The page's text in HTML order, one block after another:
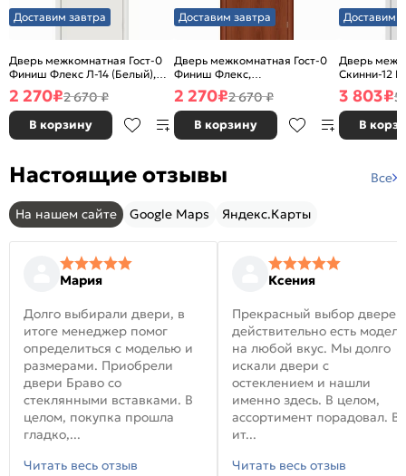
Доставим завтра
Дверь межкомнатная Гост-0
Финиш Флекс Л-14 (Белый),
глухая, каркасно-щитовая
2 270₽2 670 ₽
В корзину
Доставим завтра
Дверь межкомнатная Гост-0
Финиш Флекс,
Ламинированные Л-11
(ИталОрех), глухая, каркасно-
щитовая
2 270₽2 670 ₽
В корзину
Доставим
Дверь
Скинни-12
глухая,
3 803₽5
В
Настоящие отзывы Все
На нашем сайте Google Maps Яндекс.Карты
Мария
Долго выбирали двери, в
итоге менеджер помог
определиться с моделью и
размерами. Приобрели
двери Браво со
стеклянными вставками. В
целом, покупка прошла
гладко,...
Читать весь отзыв
Ксения
Прекрасный выбор
действительно есть модели
на любой вкус. Мы долго
искали двери с
остеклением и нашли
именно здесь. В целом,
ассортимент порадовал. В
ит...
Читать весь отзыв